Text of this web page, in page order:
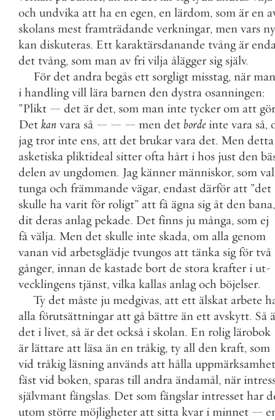
och undvika att ha en egen, en lärdom, som är en
skolans mest framträdande verkningar, men vars
kan diskuteras. Ett karaktärsdanande tvång är
det tvång, som man av fri vilja ålägger sig själv.
För det andra begås ett sorgligt misstag, när man
i handling vill lära barnen den dystra osanningen:
”Plikt — det är det, som man inte tycker om att
Det kan vara så — — — men det borde inte vara så,
jag tror inte ens, att det brukar vara det. Men detta
asketiska pliktideal sitter ofta hårt i hos just den
delen av ungdomen. Jag känner människor, som
tunga och främmande vägar, endast därför att ”det
skulle ha varit för roligt” att få ägna sig åt den bana,
dit deras anlag pekade. Det finns ju många, som ej
få välja. Men det skulle inte skada, om alla genom
vanan vid arbetsglädje tvungos att tänka sig för två
gånger, innan de kastade bort de stora krafter i ut-
vecklingens tjänst, vilka kallas anlag och böjelser.
Ty det måste ju medgivas, att ett älskat arbete
alla förutsättningar att gå bättre än ett avskytt. Så
det i livet, så är det också i skolan. En rolig lärobok
är lättare att läsa än en tråkig, ty all den kraft, som
vid tråkig läsning används att hålla
fäst vid boken, sparas till andra ändamål, när
självmant fängslas. Det som fängslar intresset har
utom större möjligheter att sitta kvar i minnet —